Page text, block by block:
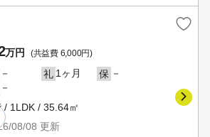
万円 (共益費 6,000円)
－ 礼 1ヶ月 保 －
－
/ 1LDK / 35.64㎡
08/08 更新